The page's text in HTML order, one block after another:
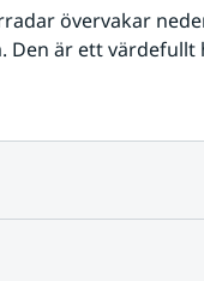
övervakar
Den är ett värdefullt